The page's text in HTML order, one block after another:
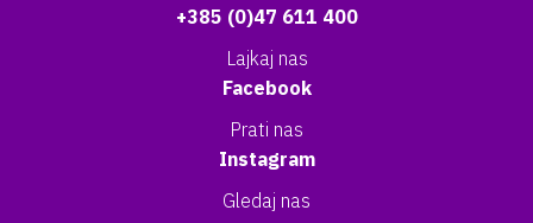
+385 (0)47 611 400
Lajkaj nas
Facebook
Prati nas
Instagram
Gledaj nas